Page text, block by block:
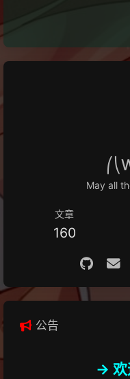
May all
文章
160
公告
->